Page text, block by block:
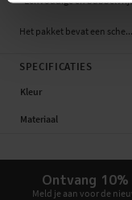
Het pakket bevat een sche...
SPECIFICATIES
Kleur
Materiaal
Ontvang
Meld je aan voor de